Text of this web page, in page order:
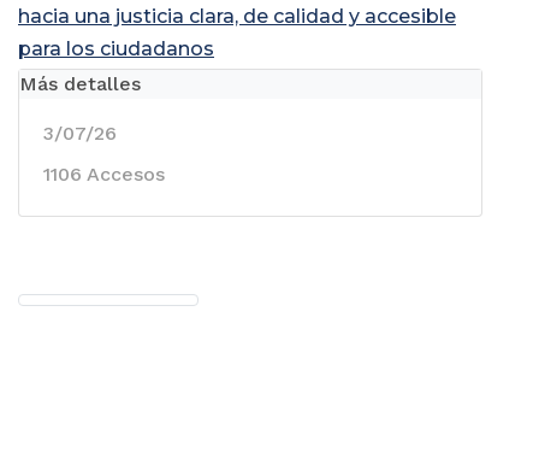
hacia una justicia clara, de calidad y accesible
para los ciudadanos
Más detalles
3/07/26
1106 Accesos